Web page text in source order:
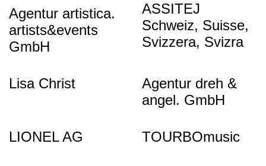
Agentur artistica.
artists&events
GmbH
ASSITEJ
Schweiz, Suisse,
Svizzera, Svizra
Lisa Christ
Agentur dreh &
angel. GmbH
LIONEL AG TOURBOmusic